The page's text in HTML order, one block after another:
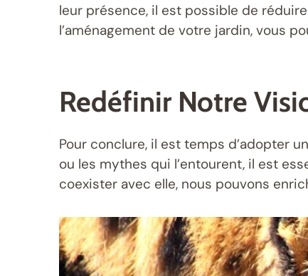
leur présence, il est possible de
l’aménagement de votre jardin, vous
Redéfinir Notre
Pour conclure, il est temps d’adopter
ou les mythes qui l’entourent, il est
coexister avec elle, nous pouvons